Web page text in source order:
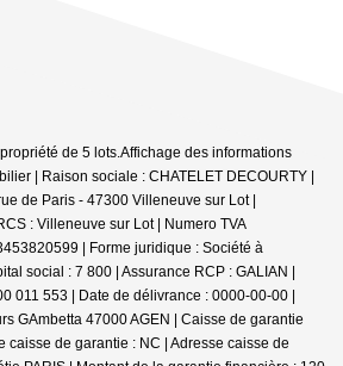
de 5 lots.Affichage des informations
| Raison sociale : CHATELET DECOURTY |
de Paris - 47300 Villeneuve sur Lot |
: Villeneuve sur Lot | Numero TVA
| Forme juridique : Société à
social : 7 800 | Assurance RCP : GALIAN |
011 553 | Date de délivrance : 0000-00-00 |
GAmbetta 47000 AGEN | Caisse de garantie
caisse de garantie : NC | Adresse caisse de